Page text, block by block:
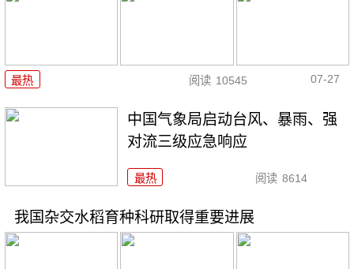
最热 阅读 10545 07-27
中国气象局启动台风、暴雨、强
对流三级应急响应
最热 阅读 8614
我国杂交水稻育种科研取得重要进展